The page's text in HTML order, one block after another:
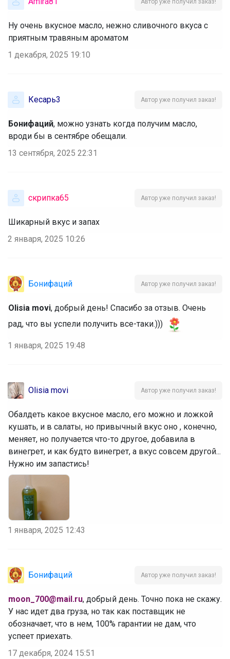
Автор уже получил заказ!
Ну очень вкусное масло, нежно сливочного вкуса с
приятным травяным ароматом
1 декабря, 2025 19:10
Кесарь3 Автор уже получил заказ!
Бонифаций, можно узнать когда получим масло,
вроди бы в сентябре обещали.
13 сентября, 2025 22:31
скрипка65 Автор уже получил заказ!
Шикарный вкус и запах
2 января, 2025 10:26
Бонифаций Автор уже получил заказ!
Olisia movi, добрый день! Спасибо за отзыв. Очень
рад, что вы успели получить все-таки.)))
1 января, 2025 19:48
Olisia movi Автор уже получил заказ!
Обалдеть какое вкусное масло, его можно и ложкой
кушать, и в салаты, но привычный вкус оно , конечно,
меняет, но получается что-то другое, добавила в
винегрет, и как будто винегрет, а вкус совсем другой...
Нужно им запастись!
1 января, 2025 12:43
Бонифаций Автор уже получил заказ!
moon_700@mail.ru, добрый день. Точно пока не скажу.
У нас идет два груза, но так как поставщик не
обозначает, что в нем, 100% гарантии не дам, что
успеет приехать.
17 декабря, 2024 15:51